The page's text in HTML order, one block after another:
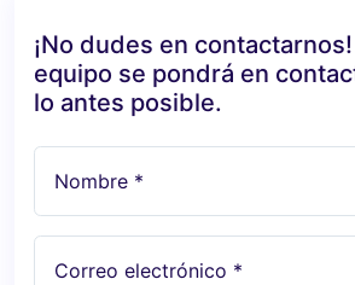
¡No dudes en
equipo se pondrá en
lo antes posible.
Nombre *
Correo electrónico *